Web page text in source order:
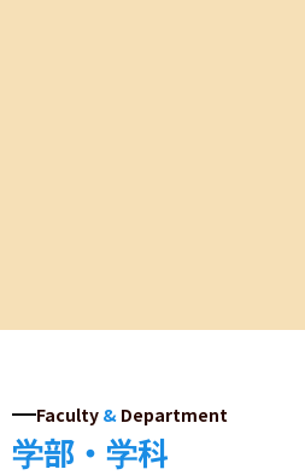
Faculty & Department
学部・学科